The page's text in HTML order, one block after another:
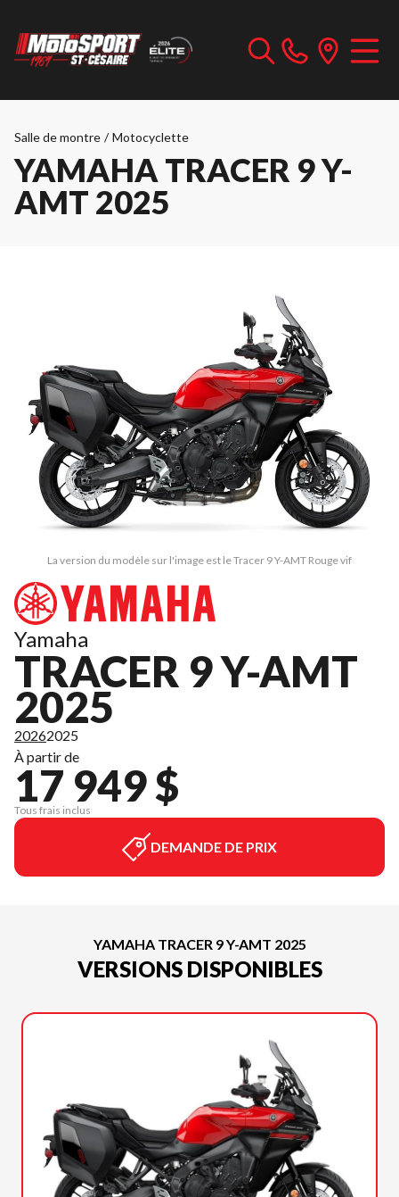
Salle de montre / Motocyclette
YAMAHA TRACER 9 Y-
AMT 2025
La version du modèle sur l'image est le Tracer 9 Y-AMT Rouge vif
Yamaha
TRACER 9 Y-AMT
2025
20262025
À partir de
17 949 $
Tous frais inclus
DEMANDE DE PRIX
YAMAHA TRACER 9 Y-AMT 2025
VERSIONS DISPONIBLES